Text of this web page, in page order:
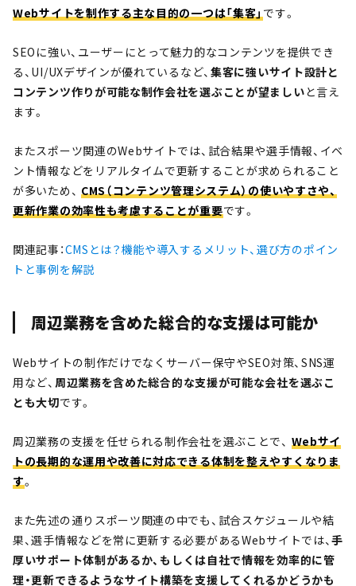
Webサイトを制作する主な目的の一つは「集客」です。
SEOに強い、ユーザーにとって魅力的なコンテンツを提供でき
る、UI/UXデザインが優れているなど、 集客に強いサイト設計と
コンテンツ作りが可能な制作会社を選ぶことが望ましいと言え
ます。
またスポーツ関連のWebサイトでは、試合結果や選手情報、イベ
ント情報などをリアルタイムで更新することが求められること
が多いため、 CMS（コンテンツ管理システム）の使いやすさや、
更新作業の効率性も考慮することが重要です。
関連記事：CMSとは？機能や導入するメリット、選び方のポイン
トと事例を解説
周辺業務を含めた総合的な支援は可能か
Webサイトの制作だけでなくサーバー保守やSEO対策、SNS運
用など、 周辺業務を含めた総合的な支援が可能な会社を選ぶこ
とも大切です。
周辺業務の支援を任せられる制作会社を選ぶことで、 Webサイ
トの長期的な運用や改善に対応できる体制を整えやすくなりま
す。
また先述の通りスポーツ関連の中でも、試合スケジュールや結
果、選手情報などを常に更新する必要があるWebサイトでは、手
厚いサポート体制があるか、もしくは自社で情報を効率的に管
理・更新できるようなサイト構築を支援してくれるかどうかも